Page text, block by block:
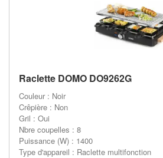
Raclette DOMO DO9262G
Couleur : Noir
Crêpière : Non
Gril : Oui
Nbre coupelles : 8
Puissance (W) : 1400
Type d'appareil : Raclette multifonction